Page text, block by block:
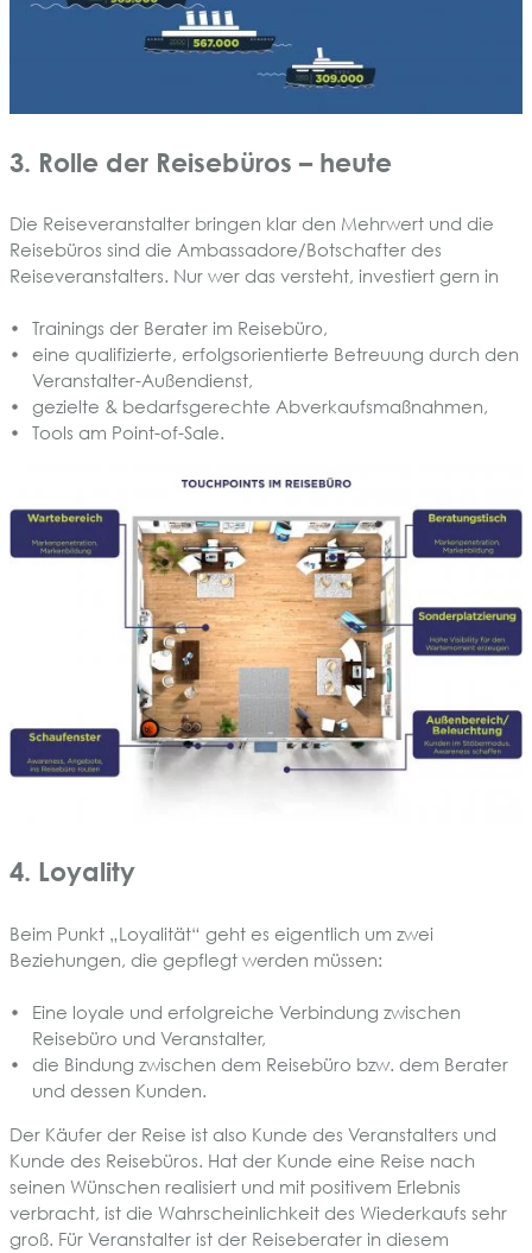
3. Rolle der Reisebüros – heute
Die Reiseveranstalter bringen klar den Mehrwert und die
Reisebüros sind die Ambassadore/Botschafter des
Reiseveranstalters. Nur wer das versteht, investiert gern in
Trainings der Berater im Reisebüro,
eine qualifizierte, erfolgsorientierte Betreuung durch den
Veranstalter-Außendienst,
gezielte & bedarfsgerechte Abverkaufsmaßnahmen,
Tools am Point-of-Sale.
4. Loyality
Beim Punkt „Loyalität“ geht es eigentlich um zwei
Beziehungen, die gepflegt werden müssen:
Eine loyale und erfolgreiche Verbindung zwischen
Reisebüro und Veranstalter,
die Bindung zwischen dem Reisebüro bzw. dem Berater
und dessen Kunden.
Der Käufer der Reise ist also Kunde des Veranstalters und
Kunde des Reisebüros. Hat der Kunde eine Reise nach
seinen Wünschen realisiert und mit positivem Erlebnis
verbracht, ist die Wahrscheinlichkeit des Wiederkaufs sehr
groß. Für Veranstalter ist der Reiseberater in diesem